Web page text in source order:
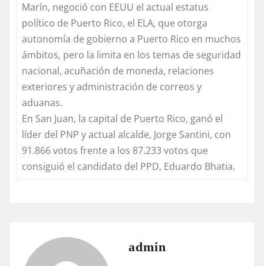
Marín, negoció con EEUU el actual estatus
político de Puerto Rico, el ELA, que otorga
autonomía de gobierno a Puerto Rico en muchos
ámbitos, pero la limita en los temas de seguridad
nacional, acuñación de moneda, relaciones
exteriores y administración de correos y
aduanas.
En San Juan, la capital de Puerto Rico, ganó el
líder del PNP y actual alcalde, Jorge Santini, con
91.866 votos frente a los 87.233 votos que
consiguió el candidato del PPD, Eduardo Bhatia.
admin